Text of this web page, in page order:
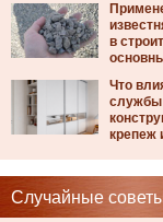
в
Что
крепеж
Случайные